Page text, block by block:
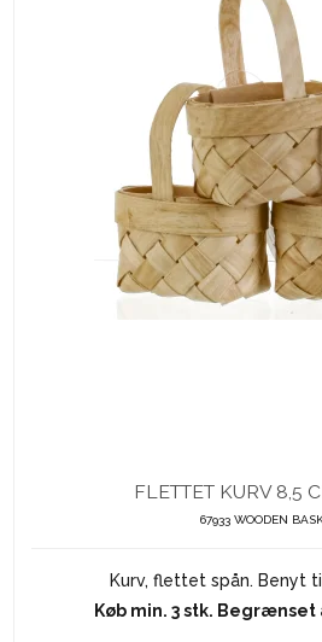
FLETTET KURV 8,5
67933 WOODEN
Kurv, flettet spån. Benyt
Køb min. 3 stk.